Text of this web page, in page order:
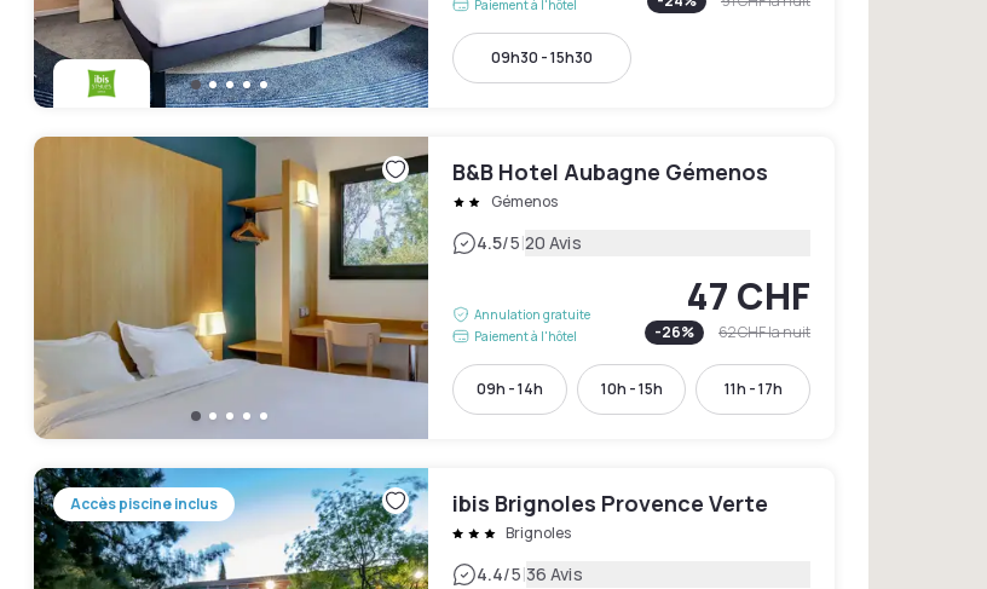
Paiement à l'hôtel
09h30 - 15h30
B&B Hotel Aubagne Gémenos
Gémenos
4.5/5|20 Avis
Annulation gratuite
Paiement à l'hôtel
47 CHF
-26% 62 CHFla nuit
09h - 14h 10h - 15h 11h - 17h
Accès piscine inclus ibis Brignoles Provence Verte
Brignoles
4.4/5|36 Avis